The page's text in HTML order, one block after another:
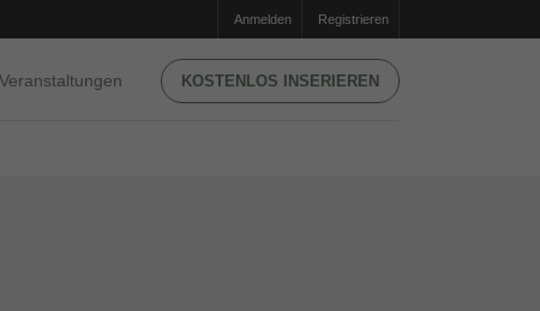
Anmelden Registrieren
Veranstaltungen KOSTENLOS INSERIEREN